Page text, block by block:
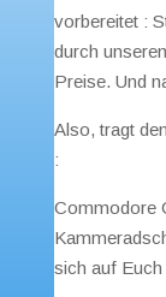
vorbereitet :
durch
Preise. Und
Also, tragt
:
Commodore
sich auf Euch